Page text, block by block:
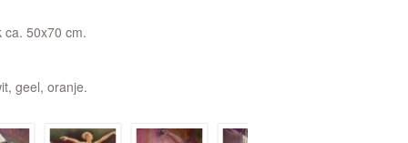
50x70 cm.
geel, oranje.